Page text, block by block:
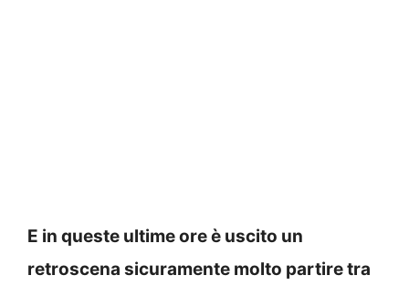
E in queste ultime ore è uscito un
retroscena sicuramente molto partire tra